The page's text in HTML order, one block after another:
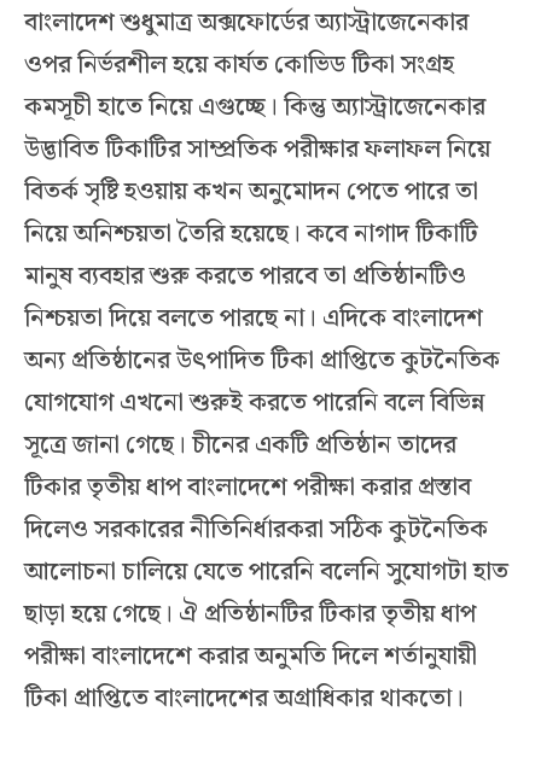
বাংলাদেশ শুধুমাত্র অক্সফোর্ডের অ্যাস্ট্রাজেনেকার
ওপর নির্ভরশীল হয়ে কার্যত কোভিড টিকা সংগ্রহ
কমসূচী হাতে নিয়ে এগুচ্ছে। কিন্তু অ্যাস্ট্রাজেনেকার
উদ্ভাবিত টিকাটির সাম্প্রতিক পরীক্ষার ফলাফল নিয়ে
বিতর্ক সৃষ্টি হওয়ায় কখন অনুমোদন পেতে পারে তা
নিয়ে অনিশ্চয়তা তৈরি হয়েছে। কবে নাগাদ টিকাটি
মানুষ ব্যবহার শুরু করতে পারবে তা প্রতিষ্ঠানটিও
নিশ্চয়তা দিয়ে বলতে পারছে না। এদিকে বাংলাদেশ
অন্য প্রতিষ্ঠানের উৎপাদিত টিকা প্রাপ্তিতে কুটনৈতিক
যোগযোগ এখনো শুরুই করতে পারেনি বলে বিভিন্ন
সূত্রে জানা গেছে। চীনের একটি প্রতিষ্ঠান তাদের
টিকার তৃতীয় ধাপ বাংলাদেশে পরীক্ষা করার প্রস্তাব
দিলেও সরকারের নীতিনির্ধারকরা সঠিক কুটনৈতিক
আলোচনা চালিয়ে যেতে পারেনি বলেনি সুযোগটা হাত
ছাড়া হয়ে গেছে। ঐ প্রতিষ্ঠানটির টিকার তৃতীয় ধাপ
পরীক্ষা বাংলাদেশে করার অনুমতি দিলে শর্তানুযায়ী
টিকা প্রাপ্তিতে বাংলাদেশের অগ্রাধিকার থাকতো।